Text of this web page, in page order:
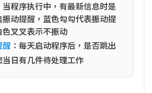
当程序执行中，有最新信息时是
振动提醒，蓝色勾勾代表振动提
色叉叉表示不振动
醒 ：每天启动程序后，是否跳出
当日有几件待处理工作